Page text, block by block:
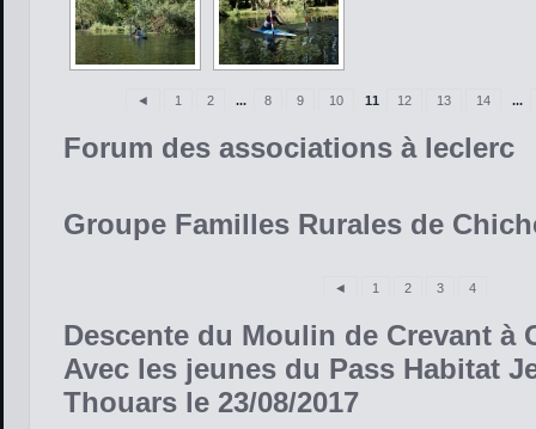
◄ 1 2 ... 8 9 10 11 12 13 14 ...
Forum des associations à leclerc
Groupe Familles Rurales de
◄ 1 2 3 4
Descente du Moulin de Crevant à
Avec les jeunes du Pass Habitat
Thouars le 23/08/2017